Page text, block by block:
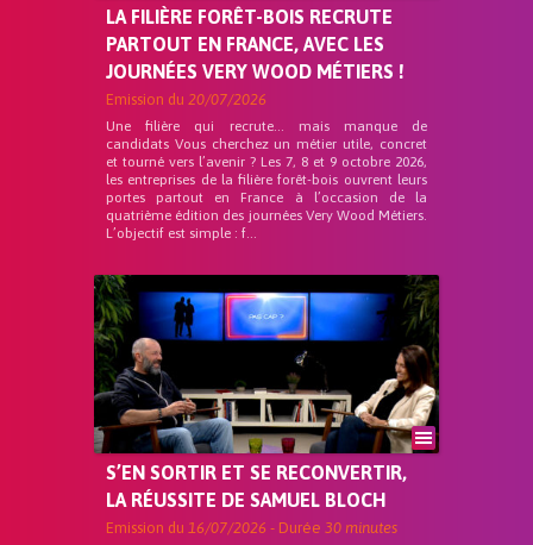
LA FILIÈRE FORÊT-BOIS RECRUTE
PARTOUT EN FRANCE, AVEC LES
JOURNÉES VERY WOOD MÉTIERS !
Emission du 20/07/2026
Une filière qui recrute… mais manque de
candidats Vous cherchez un métier utile, concret
et tourné vers l’avenir ? Les 7, 8 et 9 octobre 2026,
les entreprises de la filière forêt-bois ouvrent leurs
portes partout en France à l’occasion de la
quatrième édition des journées Very Wood Métiers.
L’objectif est simple : f...
S’EN SORTIR ET SE RECONVERTIR,
LA RÉUSSITE DE SAMUEL BLOCH
Emission du 16/07/2026 - Durée 30 minutes